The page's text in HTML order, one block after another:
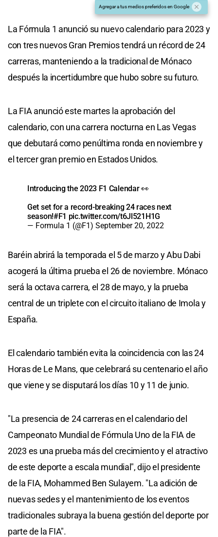
Agregar a tus medios preferidos en Google
La Fórmula 1 anunció su nuevo calendario para 2023 y
con tres nuevos Gran Premios tendrá un récord de 24
carreras, manteniendo a la tradicional de Mónaco
después la incertidumbre que hubo sobre su futuro.
La FIA anunció este martes la aprobación del
calendario, con una carrera nocturna en Las Vegas
que debutará como penúltima ronda en noviembre y
el tercer gran premio en Estados Unidos.
Introducing the 2023 F1 Calendar 👀
Get set for a record-breaking 24 races next
season!#F1 pic.twitter.com/t6Jl521H1G
— Formula 1 (@F1) September 20, 2022
Baréin abrirá la temporada el 5 de marzo y Abu Dabi
acogerá la última prueba el 26 de noviembre. Mónaco
será la octava carrera, el 28 de mayo, y la prueba
central de un triplete con el circuito italiano de Imola y
España.
El calendario también evita la coincidencia con las 24
Horas de Le Mans, que celebrará su centenario el año
que viene y se disputará los días 10 y 11 de junio.
"La presencia de 24 carreras en el calendario del
Campeonato Mundial de Fórmula Uno de la FIA de
2023 es una prueba más del crecimiento y el atractivo
de este deporte a escala mundial", dijo el presidente
de la FIA, Mohammed Ben Sulayem. "La adición de
nuevas sedes y el mantenimiento de los eventos
tradicionales subraya la buena gestión del deporte por
parte de la FIA".